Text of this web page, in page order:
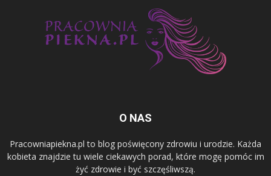
O NAS
Pracowniapiekna.pl to blog poświęcony zdrowiu i urodzie. Każda
kobieta znajdzie tu wiele ciekawych porad, które mogę pomóc im
żyć zdrowie i być szczęśliwszą.